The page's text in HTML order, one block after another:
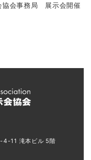
協会事務局 展示会開催
4-11 滝本ビル 5階